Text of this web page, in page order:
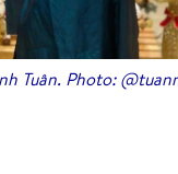
Tuân. Photo: